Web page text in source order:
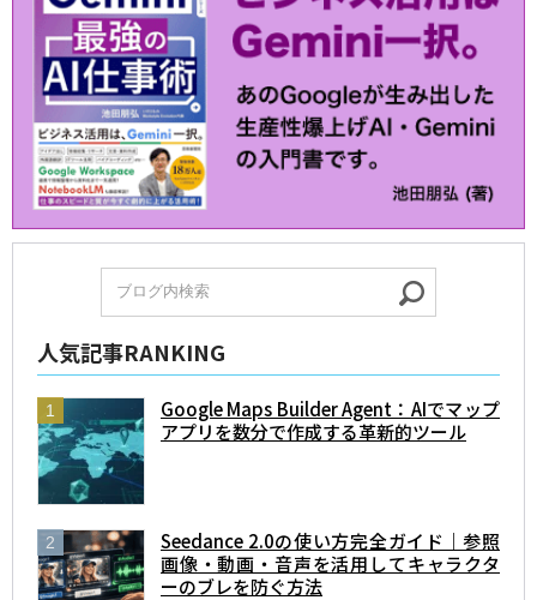
人気記事RANKING
Google Maps Builder Agent：AIでマップ
アプリを数分で作成する革新的ツール
Seedance 2.0の使い方完全ガイド｜参照
画像・動画・音声を活用してキャラクタ
ーのブレを防ぐ方法